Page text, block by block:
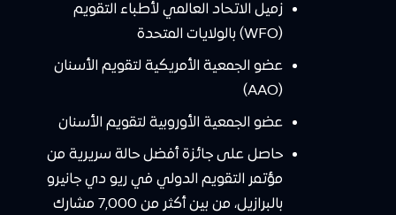
زميل الاتحاد العالمي لأطباء التقويم
(WFO) بالولايات المتحدة
عضو الجمعية الأمريكية لتقويم الأسنان
(AAO)
عضو الجمعية الأوروبية لتقويم الأسنان
حاصل على جائزة أفضل حالة سريرية من
مؤتمر التقويم الدولي في ريو دي جانيرو
بالبرازيل، من بين أكثر من 7,000 مشارك